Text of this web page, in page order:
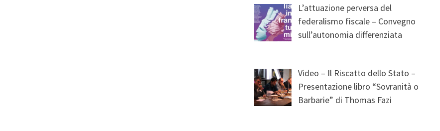
L’attuazione perversa del
federalismo fiscale – Convegno
sull’autonomia differenziata
Video – Il Riscatto dello Stato –
Presentazione libro “Sovranità o
Barbarie” di Thomas Fazi